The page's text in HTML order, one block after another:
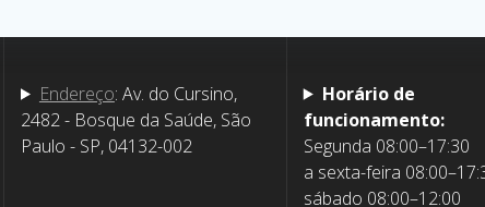
Endereço: Av. do Cursino,
2482 - Bosque da Saúde, São
Paulo - SP, 04132-002
Horário de
funcionamento:
Segunda 08:00–17:30
a sexta-feira
sábado 08:00–12:00